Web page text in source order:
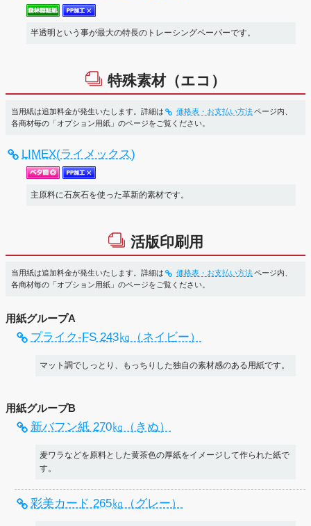
半透明という事が最大の特長のトレーシングペーパーです。
特殊素材（エコ）
当用紙は追加料金が発生いたします。詳細は 価格表・お支払い方法ページ内、
各商材毎の「オプション用紙」のページをご覧ください。
LIMEX(ライメックス)
主原料に石灰石を使った革新的素材です。
活版印刷用
当用紙は追加料金が発生いたします。詳細は 価格表・お支払い方法ページ内、
各商材毎の「オプション用紙」のページをご覧ください。
用紙グループA
プライク-FS 243㎏（ネイビー）
マット調でしっとり、もっちりした独自の素材感のある用紙です。
用紙グループB
新バフン紙 270㎏（きぬ）
麦ワラなどを原料とした黄茶色の厚紙をイメージして作られた紙で
す。
彩美カード 265㎏（グレー）